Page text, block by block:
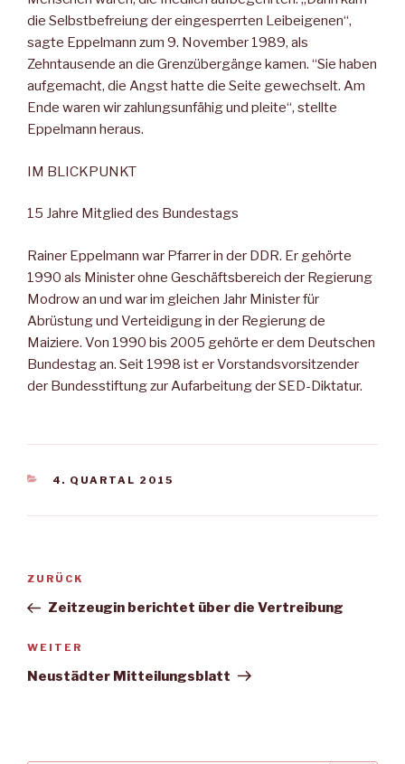
die Selbstbefreiung der eingesperrten Leibeigenen“,
sagte Eppelmann zum 9. November 1989, als
Zehntausende an die Grenzübergänge kamen. “Sie haben
aufgemacht, die Angst hatte die Seite gewechselt. Am
Ende waren wir zahlungsunfähig und pleite“, stellte
Eppelmann heraus.
IM BLICKPUNKT
15 Jahre Mitglied des Bundestags
Rainer Eppelmann war Pfarrer in der DDR. Er gehörte
1990 als Minister ohne Geschäftsbereich der Regierung
Modrow an und war im gleichen Jahr Minister für
Abrüstung und Verteidigung in der Regierung de
Maiziere. Von 1990 bis 2005 gehörte er dem Deutschen
Bundestag an. Seit 1998 ist er Vorstandsvorsitzender
der Bundesstiftung zur Aufarbeitung der SED-Diktatur.
KATEGORIEN
4. QUARTAL 2015
Beitragsnavigation
Vorheriger
Beitrag
ZURÜCK
Zeitzeugin berichtet über die Vertreibung
Nächster
Beitrag
WEITER
Neustädter Mitteilungsblatt